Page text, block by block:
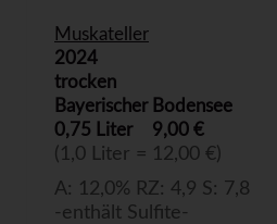
Muskateller
2024
trocken
Bayerischer Bodensee
0,75 Liter
9,00 €
(1,0 Liter = 12,00 €)
A: 12,0% RZ: 4,9 S: 7,8
-enthält Sulfite-